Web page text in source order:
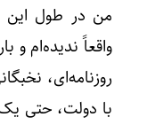
من در طول
واقعاً ندیده‌ام و
روزنامه‌ای،
با دولت، حتی یک